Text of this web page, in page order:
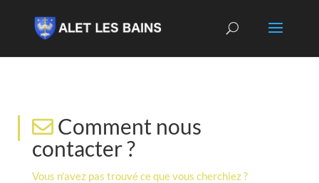
Comment nous
contacter ?
Vous n’avez pas trouvé ce que vous cherchiez ?